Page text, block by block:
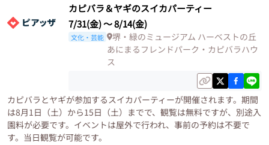
カピバラ＆ヤギのスイカパーティー
7/31(金)〜8/14(金)
文化・芸能
堺・緑のミュージアム ハーベストの丘
あにまるフレンドパーク・カピバラハウ
ス
カピバラとヤギが参加するスイカパーティーが開催されます。期間
は8月1日（土）から15日（土）までで、観覧は無料ですが、別途入
園料が必要です。イベントは屋外で行われ、事前の予約は不要で
す。当日観覧が可能です。